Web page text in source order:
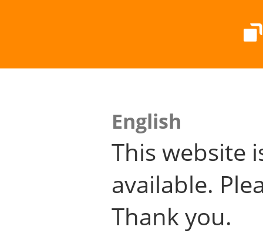
English
This website
available.
Thank you.